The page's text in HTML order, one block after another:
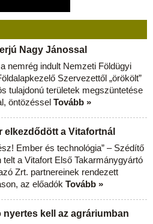
Nagy Jánossal
nemrég indult Nemzeti Földügyi
Szervezettől „örökölt”
tulajdonú területek megszüntetése
öntözéssel Tovább »
elkezdődött a Vitafortnál
Ember és technológia” – Szédítő
telt a Vitafort Első Takarmánygyártó
Zrt. partnereinek rendezett
az előadók Tovább »
nyertes kell az agráriumban